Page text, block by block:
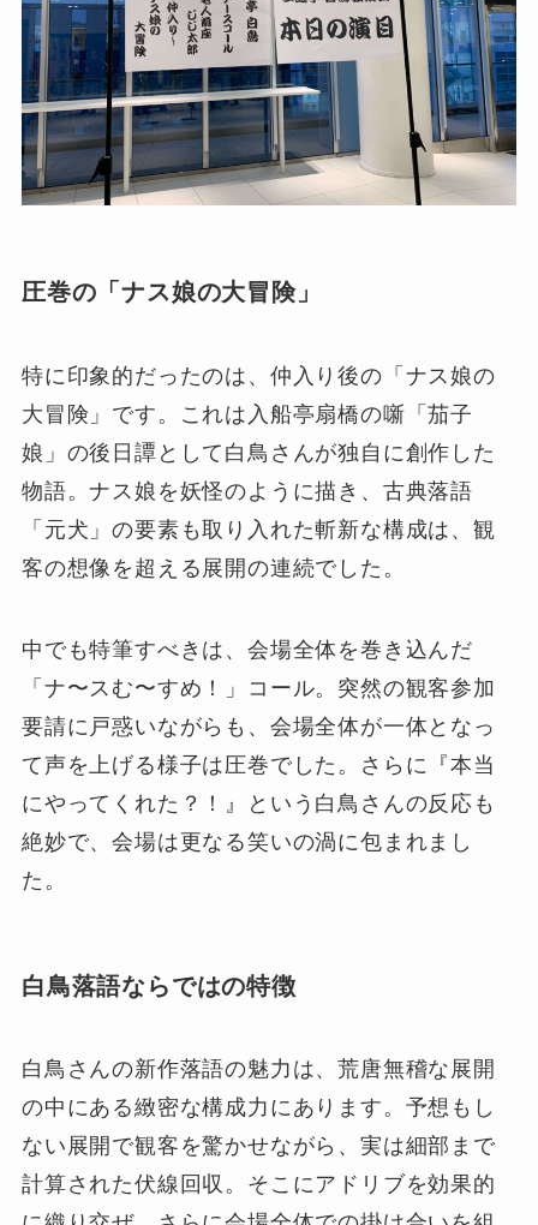
圧巻の「ナス娘の大冒険」
特に印象的だったのは、仲入り後の「ナス娘の
大冒険」です。これは入船亭扇橋の噺「茄子
娘」の後日譚として白鳥さんが独自に創作した
物語。ナス娘を妖怪のように描き、古典落語
「元犬」の要素も取り入れた斬新な構成は、観
客の想像を超える展開の連続でした。
中でも特筆すべきは、会場全体を巻き込んだ
「ナ〜スむ〜すめ！」コール。突然の観客参加
要請に戸惑いながらも、会場全体が一体となっ
て声を上げる様子は圧巻でした。さらに『本当
にやってくれた？！』という白鳥さんの反応も
絶妙で、会場は更なる笑いの渦に包まれまし
た。
白鳥落語ならではの特徴
白鳥さんの新作落語の魅力は、荒唐無稽な展開
の中にある緻密な構成力にあります。予想もし
ない展開で観客を驚かせながら、実は細部まで
計算された伏線回収。そこにアドリブを効果的